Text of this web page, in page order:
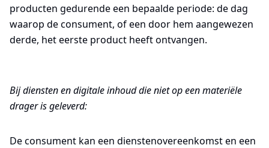
producten gedurende een bepaalde periode: de dag
waarop de consument, of een door hem aangewezen
derde, het eerste product heeft ontvangen.
Bij diensten en digitale inhoud die niet op een materiële
drager is geleverd:
De consument kan een dienstenovereenkomst en een